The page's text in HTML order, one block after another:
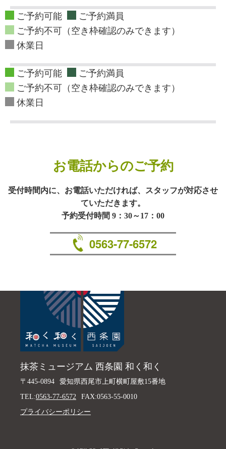
ご予約可能
ご予約満員
ご予約不可（空き枠確認のみできます）
休業日
ご予約可能
ご予約満員
ご予約不可（空き枠確認のみできます）
休業日
お電話からのご予約
受付時間内に、お電話いただければ、スタッフが対応させ
ていただきます。
予約受付時間 9：30～17：00
0563-77-6572
抹茶ミュージアム 西条園 和く和く
〒445-0894
愛知県西尾市上町横町屋敷15番地
TEL:0563-77-6572
FAX:0563-55-0010
プライバシーポリシー